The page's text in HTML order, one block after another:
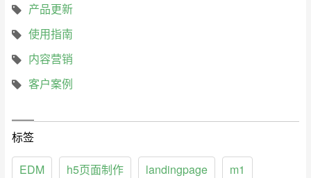
产品更新
使用指南
内容营销
客户案例
标签
EDM h5页面制作 landingpage m1